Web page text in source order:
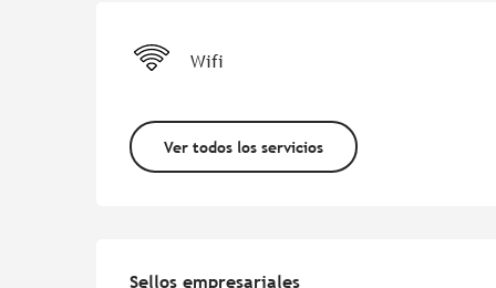
Wifi
Ver todos los servicios
Sellos empresariales
Sellos empresariales